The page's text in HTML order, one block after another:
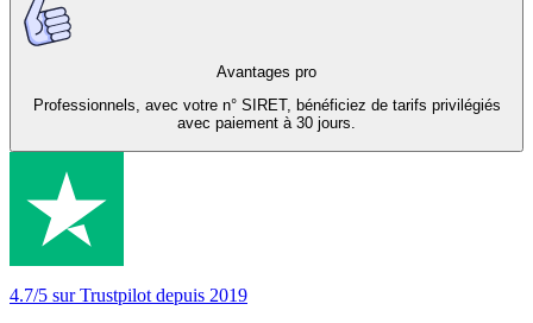
Avantages pro
Professionnels, avec votre n° SIRET, bénéficiez de tarifs privilégiés
avec paiement à 30 jours.
4.7/5 sur Trustpilot depuis 2019